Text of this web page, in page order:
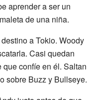
aprender a ser un
de una niña.
a Tokio. Woody
Casi quedan
confíe en él. Saltan
sobre Buzz y Bullseye.